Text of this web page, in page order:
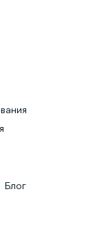
Блог